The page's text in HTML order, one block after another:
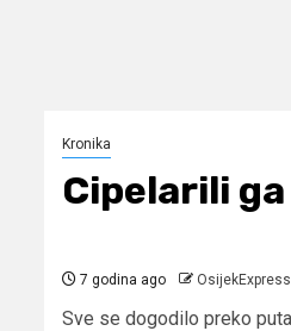
Kronika
Cipelarili
7 godina ago
Sve se dogodilo preko